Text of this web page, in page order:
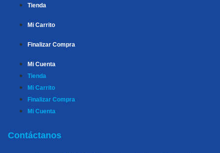
Tienda
Mi Carrito
Finalizar Compra
Mi Cuenta
Tienda
Mi Carrito
Finalizar Compra
Mi Cuenta
Contáctanos